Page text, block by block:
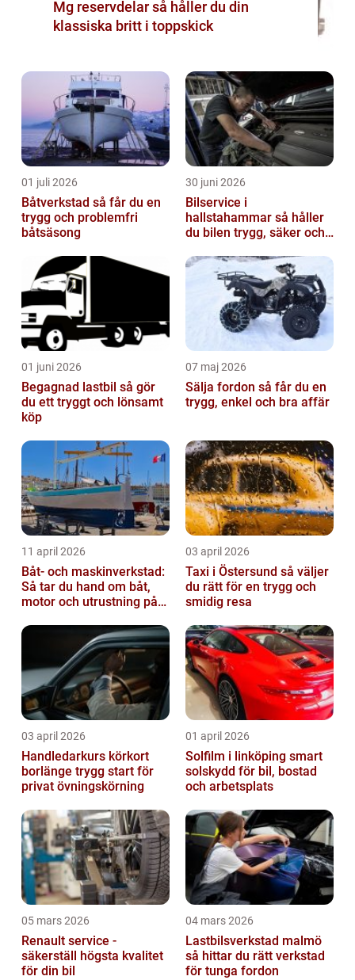
Mg reservdelar så håller du din
klassiska britt i toppskick
01 juli 2026
Båtverkstad så får du en
trygg och problemfri
båtsäsong
30 juni 2026
Bilservice i
hallstahammar så håller
du bilen trygg, säker och
01 juni 2026
Begagnad lastbil så gör
du ett tryggt och lönsamt
köp
07 maj 2026
Sälja fordon så får du en
trygg, enkel och bra affär
11 april 2026
Båt- och maskinverkstad:
Så tar du hand om båt,
motor och utrustning på
03 april 2026
Taxi i Östersund så väljer
du rätt för en trygg och
smidig resa
03 april 2026
Handledarkurs körkort
borlänge trygg start för
privat övningskörning
01 april 2026
Solfilm i linköping smart
solskydd för bil, bostad
och arbetsplats
05 mars 2026
Renault service -
säkerställ högsta kvalitet
för din bil
04 mars 2026
Lastbilsverkstad malmö
så hittar du rätt verkstad
för tunga fordon